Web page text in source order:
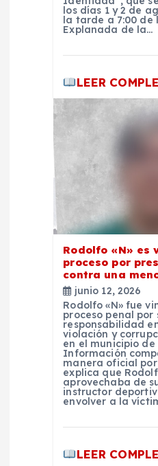
los días 1 y 2 de
la tarde a 7:00 de
Explanada de la…
LEER
Rodolfo «N» es
proceso por
contra una
junio 12, 2026
Rodolfo «N» fue
proceso penal por
responsabilidad
violación y
en el municipio
Información
manera oficial
explica que
aprovechaba de
instructor
envolver a la
LEER